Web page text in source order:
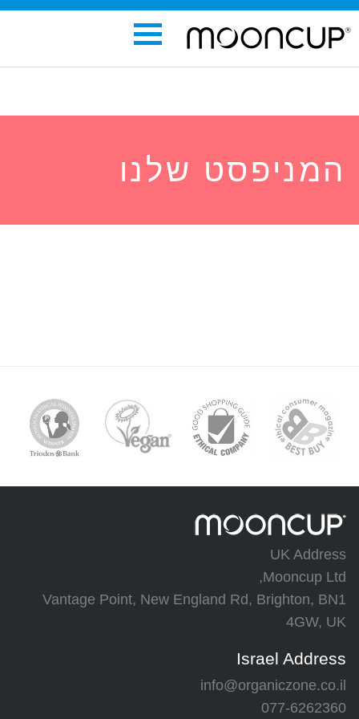
המניפסט שלנו
UK Address
Mooncup Ltd,
Vantage Point, New England Rd, Brighton, BN1
4GW, UK
Israel Address
info@organiczone.co.il
077-6262360